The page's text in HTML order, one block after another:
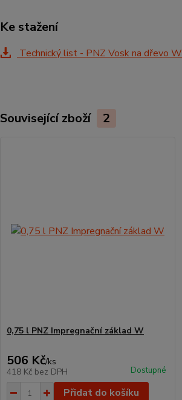
Ke stažení
Technický list - PNZ Vosk na dřevo W
Související zboží 2
0,75 l PNZ Impregnační základ W
506 Kč/ks
418 Kč bez DPH Dostupné
Přidat do košíku